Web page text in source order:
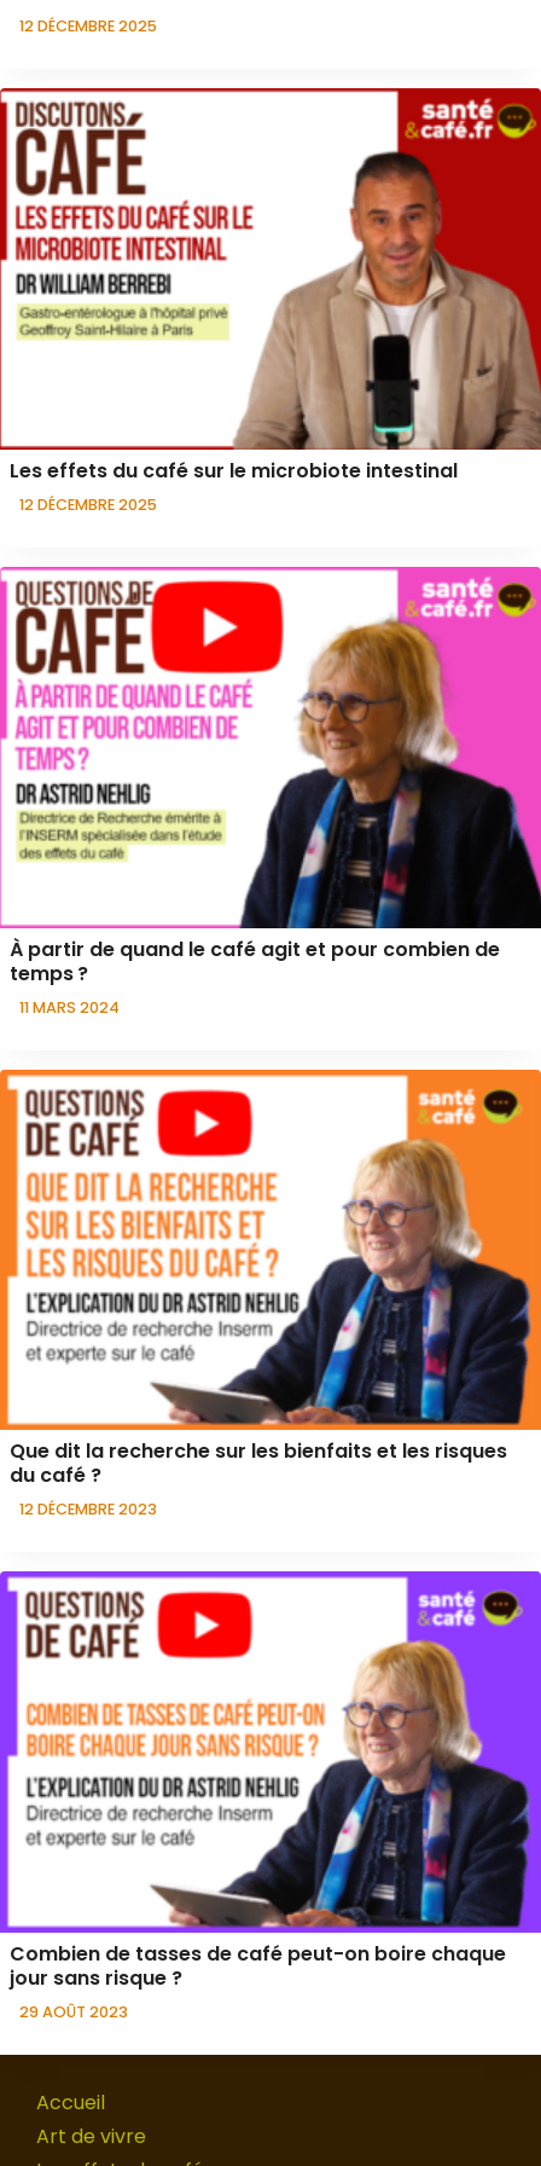
12 DÉCEMBRE 2025
Les effets du café sur le microbiote intestinal
12 DÉCEMBRE 2025
À partir de quand le café agit et pour combien de
temps ?
11 MARS 2024
Que dit la recherche sur les bienfaits et les risques
du café ?
12 DÉCEMBRE 2023
Combien de tasses de café peut-on boire chaque
jour sans risque ?
29 AOÛT 2023
Accueil
Art de vivre